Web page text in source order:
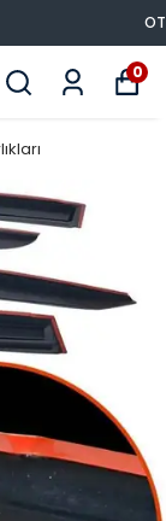
0